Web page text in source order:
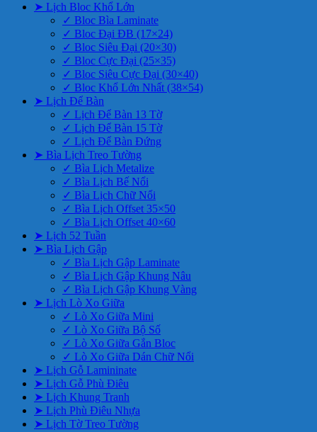
➤ Lịch Bloc Khổ Lớn
✓ Bloc Bìa Laminate
✓ Bloc Đại ĐB (17×24)
✓ Bloc Siêu Đại (20×30)
✓ Bloc Cực Đại (25×35)
✓ Bloc Siêu Cực Đại (30×40)
✓ Bloc Khổ Lớn Nhất (38×54)
➤ Lịch Để Bàn
✓ Lịch Để Bàn 13 Tờ
✓ Lịch Để Bàn 15 Tờ
✓ Lịch Để Bàn Đứng
➤ Bìa Lịch Treo Tường
✓ Bìa Lịch Metalize
✓ Bìa Lịch Bế Nổi
✓ Bìa Lịch Chữ Nổi
✓ Bìa Lịch Offset 35×50
✓ Bìa Lịch Offset 40×60
➤ Lịch 52 Tuần
➤ Bìa Lịch Gập
✓ Bìa Lịch Gập Laminate
✓ Bìa Lịch Gập Khung Nâu
✓ Bìa Lịch Gập Khung Vàng
➤ Lịch Lò Xo Giữa
✓ Lò Xo Giữa Mini
✓ Lò Xo Giữa Bộ Số
✓ Lò Xo Giữa Gắn Bloc
✓ Lò Xo Giữa Dán Chữ Nổi
➤ Lịch Gỗ Lamininate
➤ Lịch Gỗ Phù Điêu
➤ Lịch Khung Tranh
➤ Lịch Phù Điêu Nhựa
➤ Lịch Tờ Treo Tường